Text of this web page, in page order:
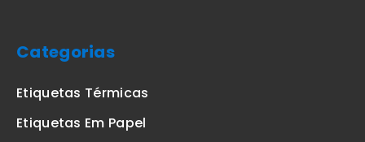
Categorias
Etiquetas Térmicas
Etiquetas Em Papel